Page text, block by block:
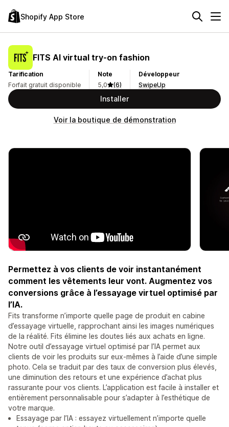
Shopify App Store
FITS AI virtual try‑on fashion
Tarification
Forfait gratuit disponible
Note
5,0
(6)
Développeur
SwipeUp
Installer
Voir la boutique de démonstration
Permettez à vos clients de voir instantanément
comment les vêtements leur vont. Augmentez vos
conversions grâce à l’essayage virtuel optimisé par
l’IA.
Fits transforme n’importe quelle page de produit en cabine
d’essayage virtuelle, rapprochant ainsi les images numériques
de la réalité. Fits élimine les doutes liés aux achats en ligne.
Notre outil d’essayage virtuel optimisé par l’IA permet aux
clients de voir les produits sur eux-mêmes à l’aide d’une simple
photo. Cela se traduit par des taux de conversion plus élevés,
une diminution des retours et une expérience d’achat plus
rassurante pour vos clients. L’application est facile à installer et
entièrement personnalisable pour s’adapter à l’esthétique de
votre marque.
Essayage par l’IA : essayez virtuellement n’importe quelle